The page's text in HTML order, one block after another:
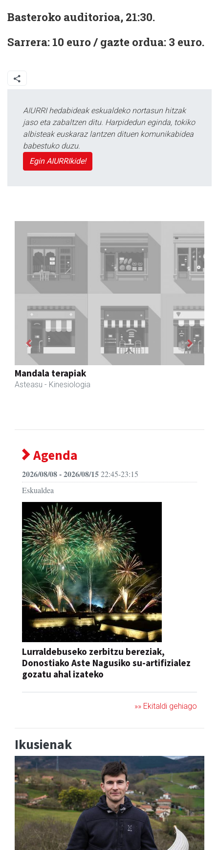
Basteroko auditorioa, 21:30.
Sarrera: 10 euro / gazte ordua: 3 euro.
AIURRI hedabideak eskualdeko nortasun hitzak
jaso eta zabaltzen ditu. Harpidedun eginda, tokiko
albisteak euskaraz lantzen dituen komunikabidea
babestuko duzu.
Egin AIURRIkide!
Txortu mekanizaketa eta muntaketa
Asteasu - Mekanizatuak
Previous Next
Agenda
2026/08/08 - 2026/08/15
Lurraldebuseko zerbitzu bereziak,
Donostiako Aste Nagusiko su-artifizialez
gozatu ahal izateko